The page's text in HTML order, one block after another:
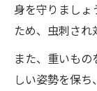
身を守りましょ
ため、虫刺され
また、重いも
しい姿勢を保